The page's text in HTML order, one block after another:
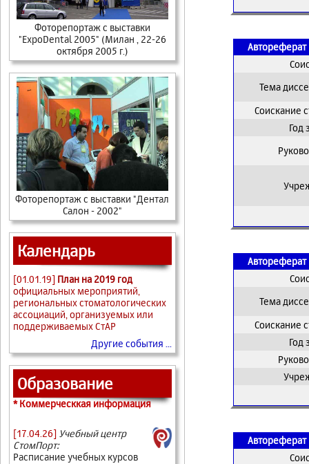
Фоторепортаж с выставки
"ExpoDental 2005" (Милан , 22-26
октября 2005 г.)
Фоторепортаж с выставки "Дентал
Салон - 2002"
Календарь
[01.01.19] План на 2019 год
официальных мероприятий,
региональных стоматологических
ассоциаций, организуемых или
поддерживаемых СтАР
Другие события ...
Образование
* Коммерческкая информация
[17.04.26] Учебный центр
СтомПорт:
Расписание учебных курсов
Автореферат
Тема
Соискание
Год
Автореферат
Тема
Соискание
Год
Автореферат